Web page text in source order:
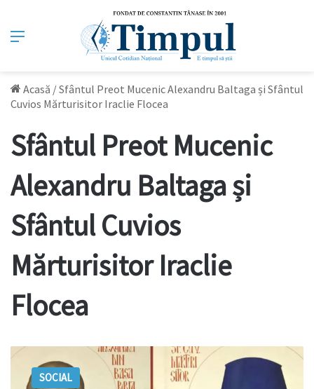
Meniu
Acasă /Sfântul Preot Mucenic Alexandru Baltaga și Sfântul
Cuvios Mărturisitor Iraclie Flocea
Sfântul Preot Mucenic
Alexandru Baltaga și
Sfântul Cuvios
Mărturisitor Iraclie
Flocea
Martirii
SOCIAL